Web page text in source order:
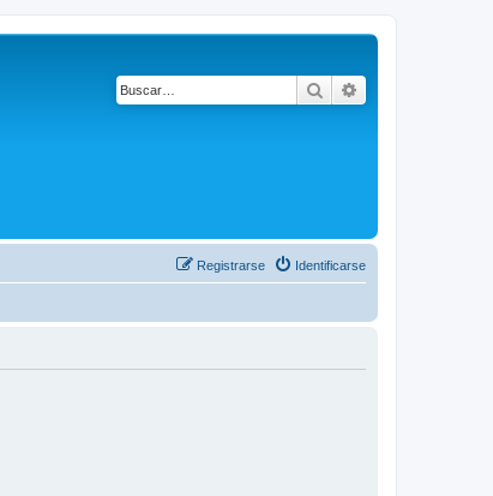
Buscar
Identificarse
Registrarse